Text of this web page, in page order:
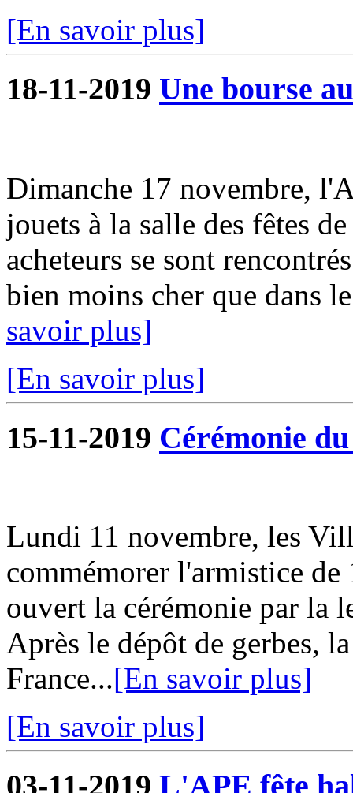
[En savoir plus]
18-11-2019 Une bourse
Dimanche 17 novembre,
jouets à la salle des fêtes
acheteurs se sont
bien moins cher que dans
savoir plus]
[En savoir plus]
15-11-2019 Cérémonie
Lundi 11 novembre, les
commémorer l'armistice
ouvert la cérémonie par la
Après le dépôt de gerbes,
France...[En savoir plus]
[En savoir plus]
03-11-2019 L'APE fête